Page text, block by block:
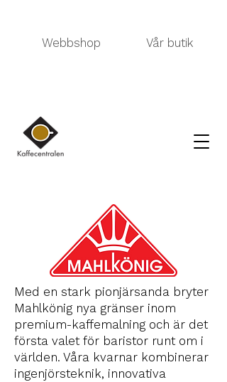
Webbshop Vår butik
Med en stark pionjärsanda bryter
Mahlkönig nya gränser inom
premium-kaffemalning och är det
första valet för baristor runt om i
världen. Våra kvarnar kombinerar
ingenjörsteknik, innovativa